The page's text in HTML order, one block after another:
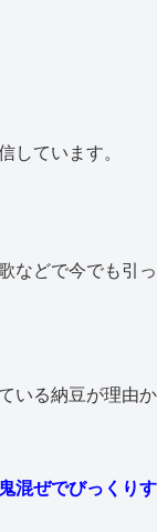
しています。
などで今でも引っ
いる納豆が理由か
混ぜでびっくりす